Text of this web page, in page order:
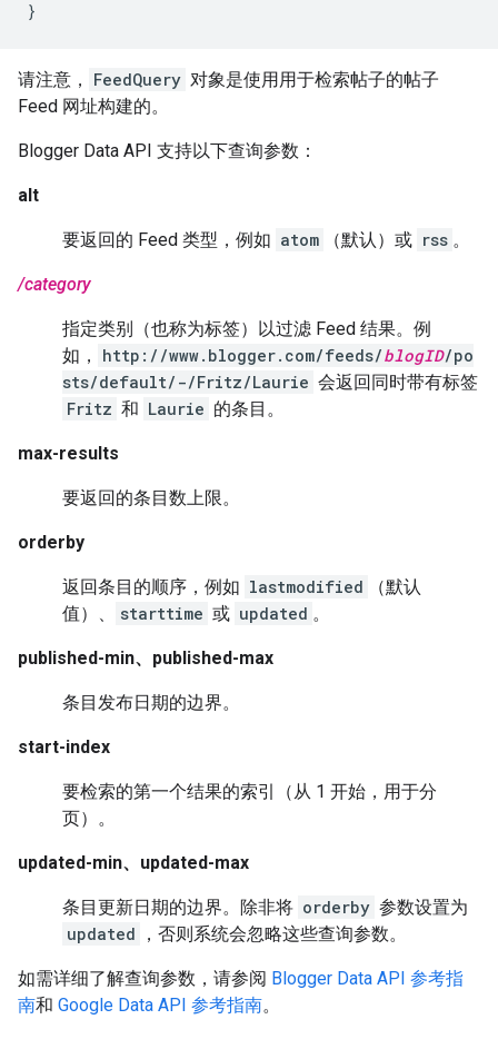
请注意， FeedQuery 对象是使用用于检索帖子的帖子
Feed 网址构建的。
Blogger Data API 支持以下查询参数：
alt
要返回的 Feed 类型，例如 atom （默认）或 rss 。
/category
指定类别（也称为标签）以过滤 Feed 结果。例
如，
http://www.blogger.com/feeds/blogID/po
sts/default/-/Fritz/Laurie 会返回同时带有标签
Fritz 和 Laurie 的条目。
max-results
要返回的条目数上限。
orderby
返回条目的顺序，例如 lastmodified
（默认
值）、
starttime 或 updated 。
published-min、published-max
条目发布日期的边界。
start-index
要检索的第一个结果的索引（从 1 开始，用于分
页）。
updated-min、updated-max
条目更新日期的边界。除非将 orderby 参数设置为
updated
，否则系统会忽略这些查询参数。
如需详细了解查询参数，请参阅 Blogger Data API 参考指
南和 Google Data API 参考指南。